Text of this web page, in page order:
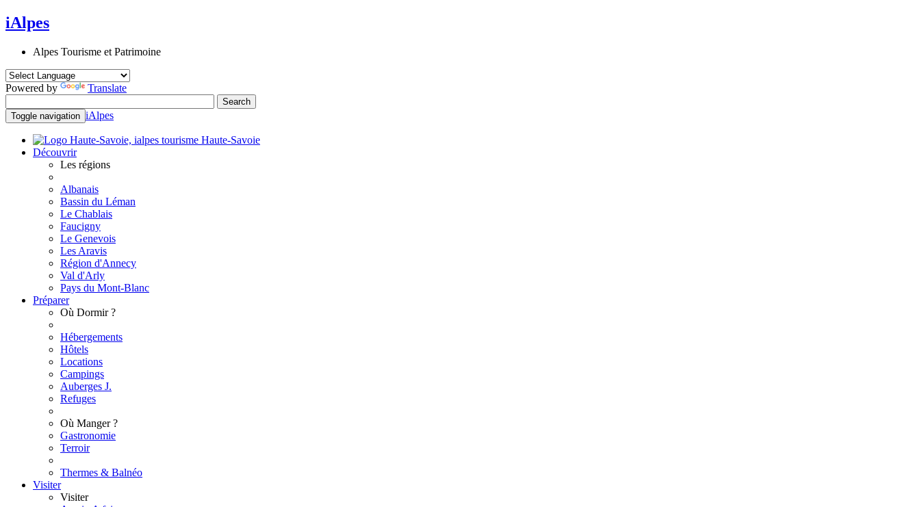
iAlpes
Alpes Tourisme et Patrimoine
Powered by Translate
Toggle navigation iAlpes
Haute-Savoie
Découvrir
Les régions
Albanais
Bassin du Léman
Le Chablais
Faucigny
Le Genevois
Les Aravis
Région d'Annecy
Val d'Arly
Pays du Mont-Blanc
Préparer
Où Dormir ?
Hébergements
Hôtels
Locations
Campings
Auberges J.
Refuges
Où Manger ?
Gastronomie
Terroir
Thermes & Balnéo
Visiter
Visiter